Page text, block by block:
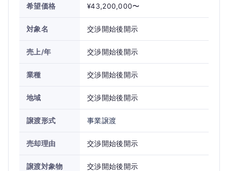
希望価格 ¥43,200,000〜
対象名 交渉開始後開示
売上/年 交渉開始後開示
業種 交渉開始後開示
地域 交渉開始後開示
譲渡形式 事業譲渡
売却理由 交渉開始後開示
譲渡対象物 交渉開始後開示